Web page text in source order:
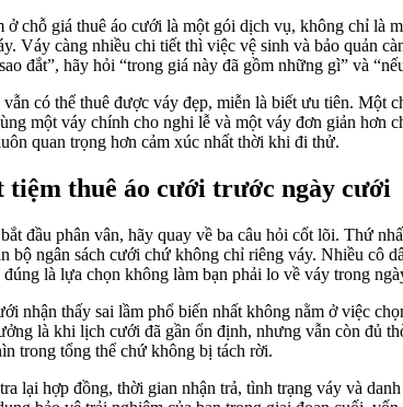
ở chỗ giá thuê áo cưới là một gói dịch vụ, không chỉ là
Váy càng nhiều chi tiết thì việc vệ sinh và bảo quản
đắt”, hãy hỏi “trong giá này đã gồm những gì” và
có thể thuê được váy đẹp, miễn là biết ưu tiên. Một
một váy chính cho nghi lễ và một váy đơn giản hơn
quan trọng hơn cảm xúc nhất thời khi đi thử.
tiệm thuê áo cưới trước ngày cưới
đầu phân vân, hãy quay về ba câu hỏi cốt lõi. Thứ
bộ ngân sách cưới chứ không chỉ riêng váy. Nhiều cô
là lựa chọn không làm bạn phải lo về váy trong
nhận thấy sai lầm phổ biến nhất không nằm ở việc
là khi lịch cưới đã gần ổn định, nhưng vẫn còn đủ
trong tổng thể chứ không bị tách rời.
lại hợp đồng, thời gian nhận trả, tình trạng váy và